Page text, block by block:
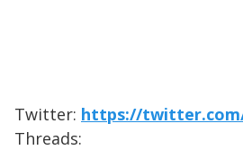
Twitter: https://
Threads: